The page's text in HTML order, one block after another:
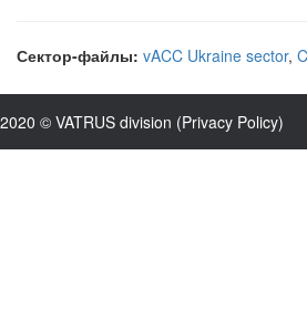
Сектор-файлы: vACC Ukraine sector,
2020 © VATRUS division (Privacy Policy)